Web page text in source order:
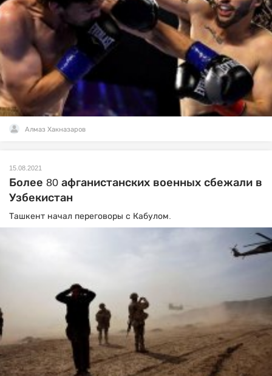
Алмаз Хакназаров
15.08.2021
Более 80 афганистанских военных сбежали в
Узбекистан
Ташкент начал переговоры с Кабулом.